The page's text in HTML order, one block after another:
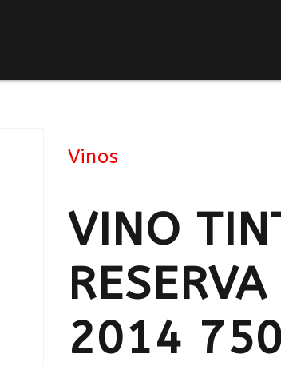
Vinos
VINO
2014